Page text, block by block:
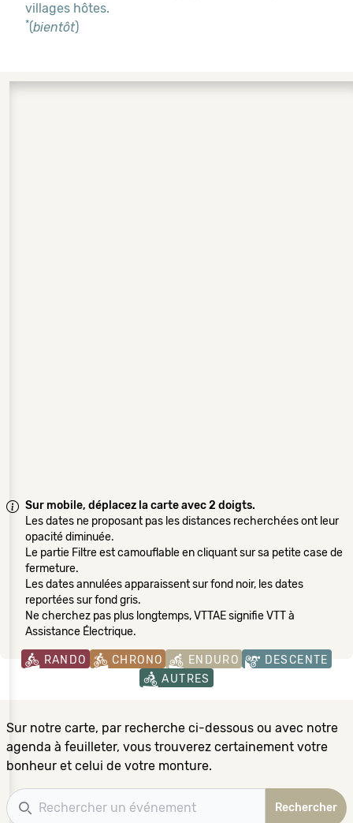
villages hôtes.
*(bientôt)
Sur mobile, déplacez la carte avec 2 doigts.
Les dates ne proposant pas les distances recherchées ont leur
opacité diminuée.
Le partie Filtre est camouflable en cliquant sur sa petite case de
fermeture.
Les dates annulées apparaissent sur fond noir, les dates
reportées sur fond gris.
Ne cherchez pas plus longtemps, VTTAE signifie VTT à
Assistance Électrique.
RANDO CHRONO ENDURO
DESCENTE
AUTRES
Sur notre carte, par recherche ci-dessous ou avec notre
agenda à feuilleter, vous trouverez certainement votre
bonheur et celui de votre monture.
Recherche